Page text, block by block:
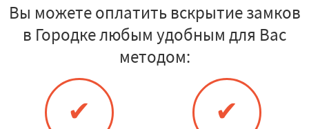
Вы можете оплатить вскрытие замков
в Городке любым удобным для Вас
методом:
✔ ✔